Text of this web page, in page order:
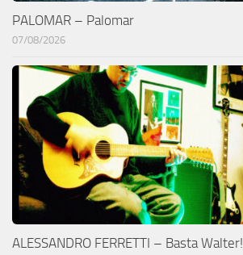
PALOMAR – Palomar
07/08/2026
ALESSANDRO FERRETTI – Basta Walter!